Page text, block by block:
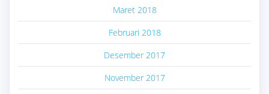
Maret 2018
Februari 2018
Desember 2017
November 2017